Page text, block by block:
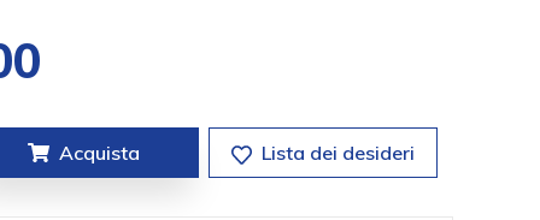
Acquista Lista dei desideri